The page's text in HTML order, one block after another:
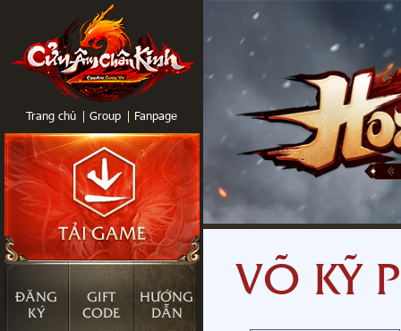
Trang chủ Group Fanpage
ĐĂNG
KÝ
GIFT
CODE
HƯỚNG
DẪN
VÕ KỸ